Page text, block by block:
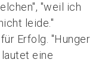
"weil ich
leide."
Erfolg. "Hunger
eine